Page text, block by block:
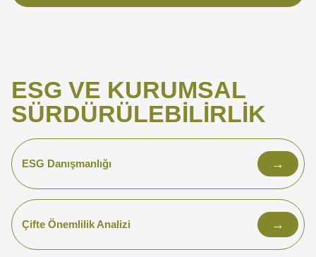
ESG VE KURUMSAL
SÜRDÜRÜLEBILIRLIK
ESG Danışmanlığı →
Çifte Önemlilik Analizi →